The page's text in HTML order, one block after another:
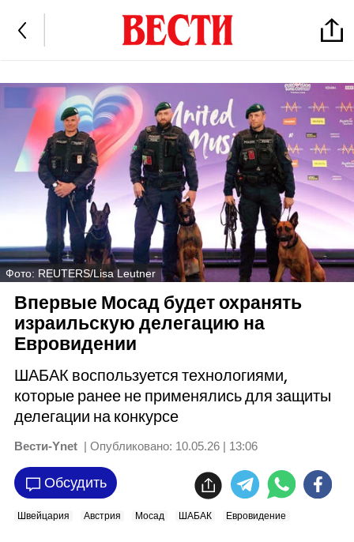
Фото: REUTERS/Lisa Leutner
Впервые Мосад будет охранять
израильскую делегацию на
Евровидении
ШАБАК воспользуется технологиями,
которые ранее не применялись для защиты
делегации на конкурсе
Вести-Ynet | Опубликовано: 10.05.26 | 13:06
Обсудить
Швейцария Австрия Мосад ШАБАК Евровидение